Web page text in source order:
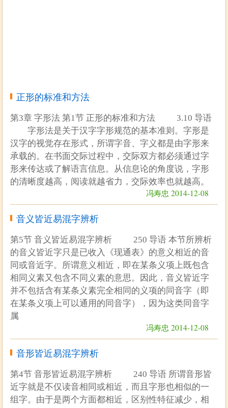
正形的标准和方法
第3章 字形法 第1节 正形的标准和方法 3.10 导语
字形法是关于汉字字形规范的基本准则。字形是
汉字的视觉存在形式，所谓字音、字义都是由字形来
承载的。在书面交际过程中，交际双方都必须通过字
形来传达或了解语言信息。从信息论的角度说，字形
的清晰度越高，阅读就越省力，交际效率也就越高。
冯寿忠 2014-12-08
音义皆近易混字辨析
第5节 音义皆近易混字辨析 250 导语 本节所辨析
的音义皆近字只是已收入《现通表》的意义相近的音
同或音近字。所谓意义相近，即在某条义项上既包含
相同义素又包含不同义素的意思。因此，音义皆近字
并不包括含有某条义素完全相同的义项的同音字（即
在某条义项上可以通用的同音字），因为这类同音字
属
冯寿忠 2014-12-08
音形皆近易混字辨析
第4节 音形皆近易混字辨析 240 导语 所谓音形皆
近字就是不仅读音相同或相近，而且字形也相似的一
组字。由于是两个方面都相近，区别性特征减少，相